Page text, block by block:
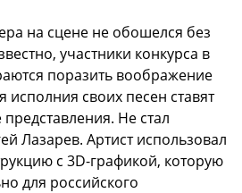
на сцене не обошелся без
участники конкурса в
поразить воображение
исполния своих песен ставят
Не стал
Лазарев. Артист использовал
с 3D-графикой, которую
для российского